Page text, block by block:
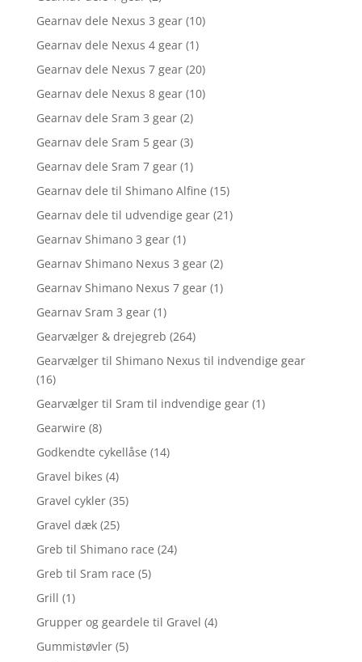
Gearnav dele Nexus 3 gear (10)
Gearnav dele Nexus 4 gear (1)
Gearnav dele Nexus 7 gear (20)
Gearnav dele Nexus 8 gear (10)
Gearnav dele Sram 3 gear (2)
Gearnav dele Sram 5 gear (3)
Gearnav dele Sram 7 gear (1)
Gearnav dele til Shimano Alfine (15)
Gearnav dele til udvendige gear (21)
Gearnav Shimano 3 gear (1)
Gearnav Shimano Nexus 3 gear (2)
Gearnav Shimano Nexus 7 gear (1)
Gearnav Sram 3 gear (1)
Gearvælger & drejegreb (264)
Gearvælger til Shimano Nexus til indvendige gear
(16)
Gearvælger til Sram til indvendige gear (1)
Gearwire (8)
Godkendte cykellåse (14)
Gravel bikes (4)
Gravel cykler (35)
Gravel dæk (25)
Greb til Shimano race (24)
Greb til Sram race (5)
Grill (1)
Grupper og geardele til Gravel (4)
Gummistøvler (5)